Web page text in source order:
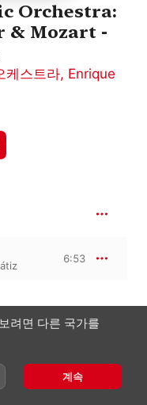
Orchestra:
& Mozart -
케스트라, Enrique
6:53
교향곡 41번 다장조, K. 551, KV 551 · ‘주피터 교향곡’
려면 다른 국가를
계속